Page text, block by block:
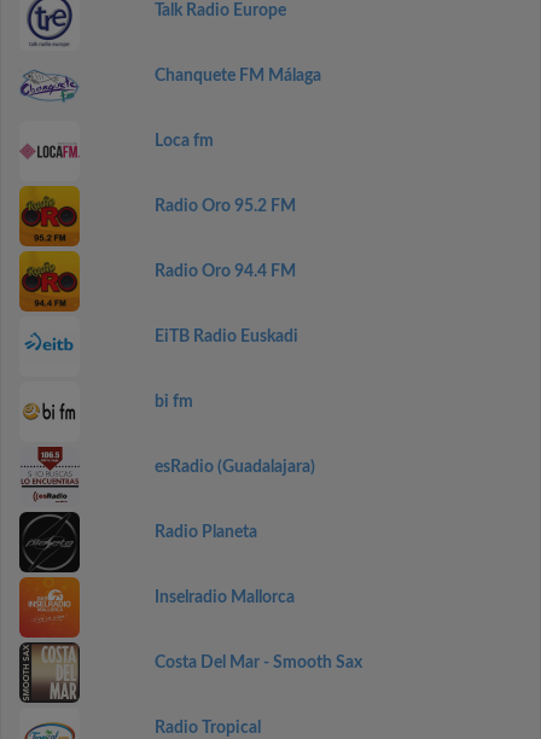
Talk Radio Europe
Chanquete FM Málaga
Loca fm
Radio Oro 95.2 FM
Radio Oro 94.4 FM
EiTB Radio Euskadi
bi fm
esRadio (Guadalajara)
Radio Planeta
Inselradio Mallorca
Costa Del Mar - Smooth Sax
Radio Tropical